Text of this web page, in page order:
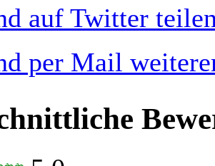
auf Twitter
per Mail